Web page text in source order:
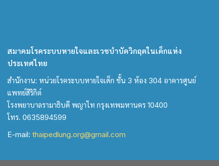
สมาคมโรคระบบหายใจและเวชบำบัดวิกฤตในเด็กแห่ง
ประเทศไทย
สำนักงาน: หน่วยโรคระบบหายใจเด็ก ชั้น 3 ห้อง 304 อาคารศูนย์
แพทย์สิริกิต์
โรงพยาบาลรามาธิบดี พญาไท กรุงเทพมหานคร 10400
โทร. 0635894599
E-mail: thaipedlung.org@gmail.com